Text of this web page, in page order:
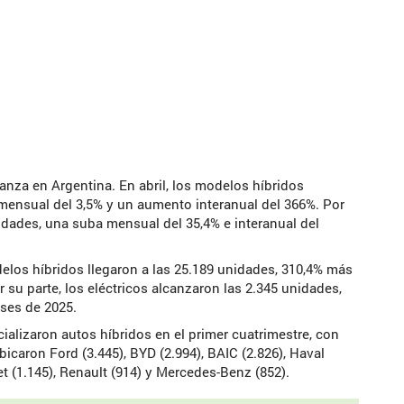
en Argentina. En abril, los modelos híbridos
del 3,5% y un aumento interanual del 366%. Por
una suba mensual del 35,4% e interanual del
híbridos llegaron a las 25.189 unidades, 310,4% más
parte, los eléctricos alcanzaron las 2.345 unidades,
de 2025.
autos híbridos en el primer cuatrimestre, con
Ford (3.445), BYD (2.994), BAIC (2.826), Haval
(1.145), Renault (914) y Mercedes-Benz (852).